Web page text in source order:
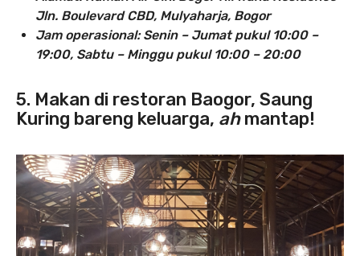
Jln. Boulevard CBD, Mulyaharja, Bogor
Jam operasional: Senin – Jumat pukul 10:00 –
19:00, Sabtu – Minggu pukul 10:00 – 20:00
5. Makan di restoran Baogor, Saung
Kuring bareng keluarga, ahmantap!